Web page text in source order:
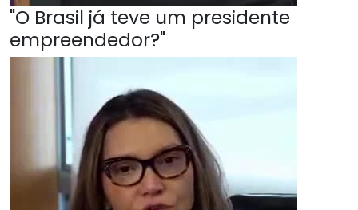
"O Brasil já teve um presidente
empreendedor?"